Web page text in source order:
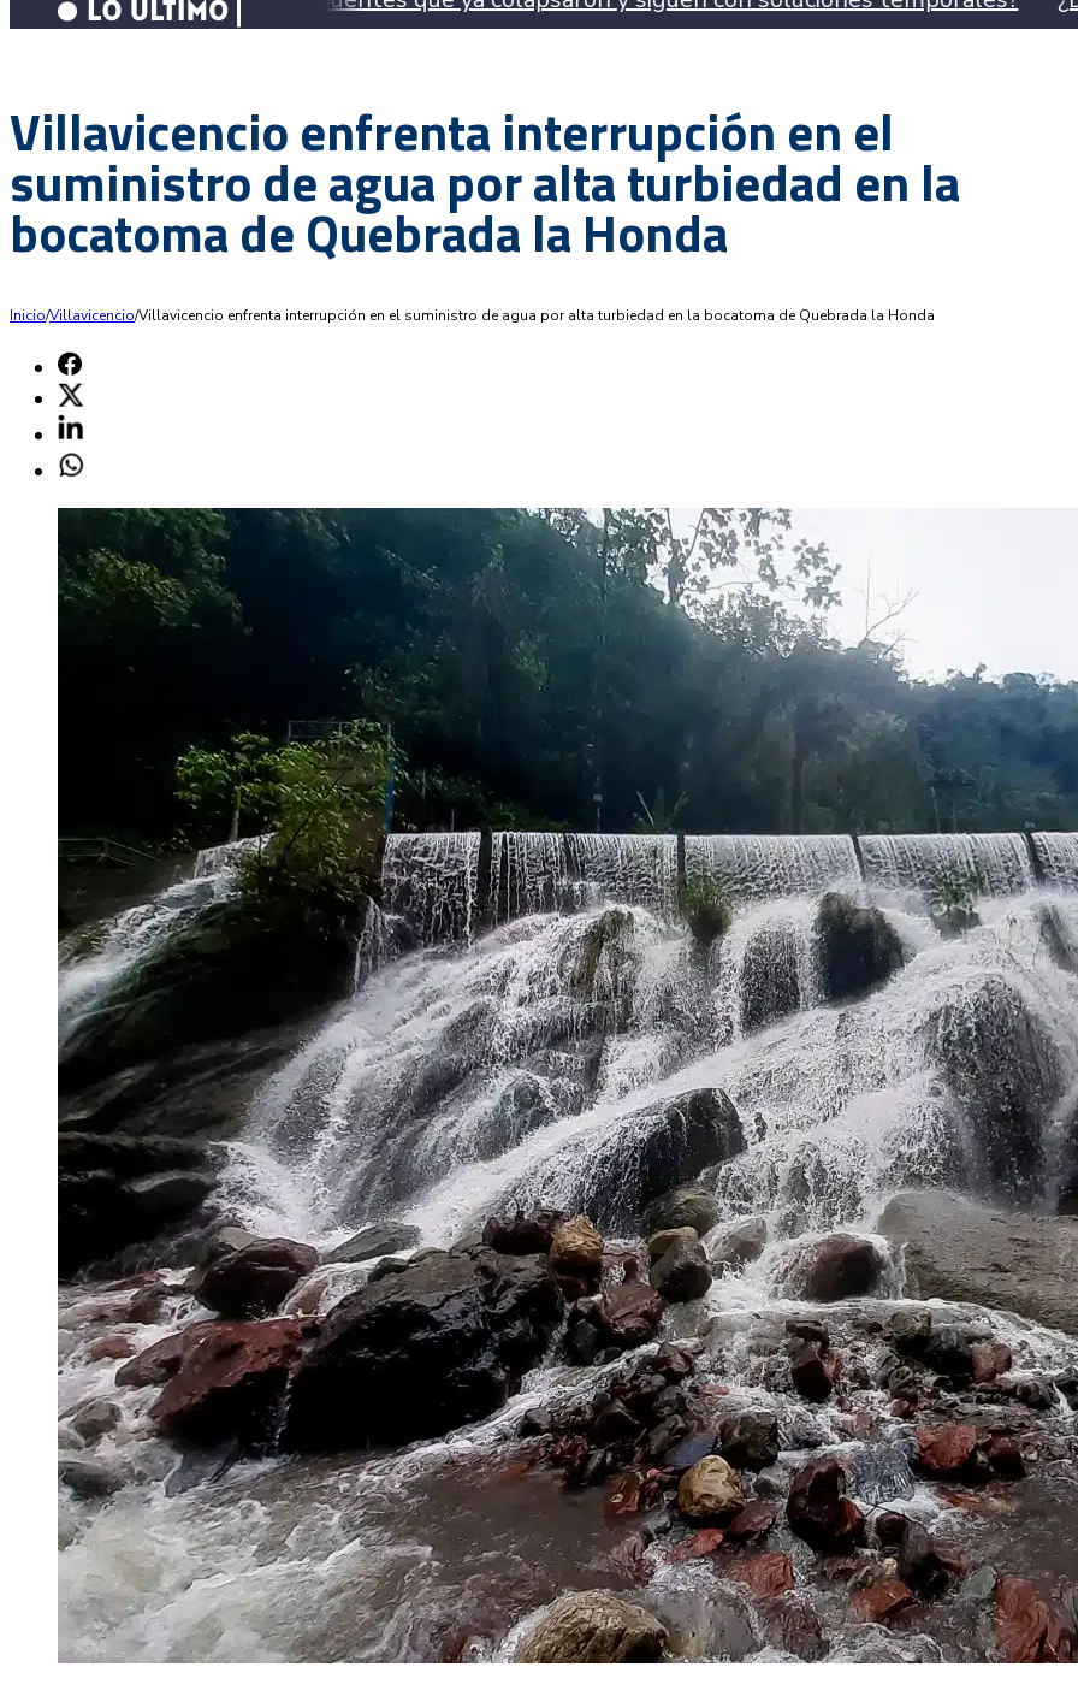
Villavicencio enfrenta interrupción en el
suministro de agua por alta turbiedad en la
bocatoma de Quebrada la Honda
Inicio/Villavicencio/Villavicencio enfrenta interrupción en el suministro de agua por alta turbiedad en la bocatoma de Quebrada la Honda